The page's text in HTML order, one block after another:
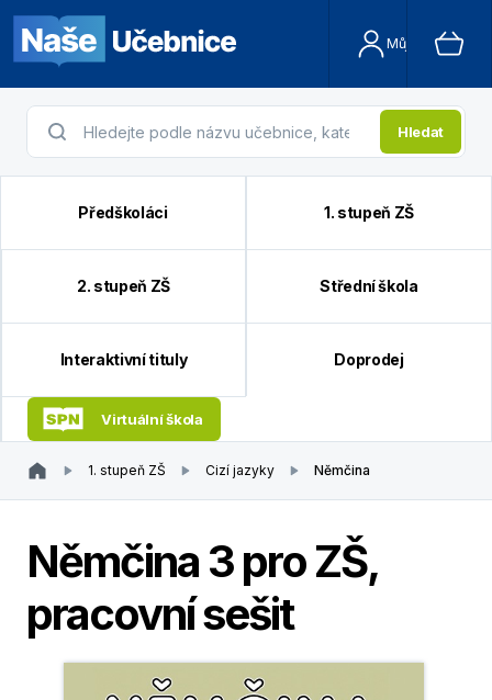
Můj účet
Hledat
Předškoláci 1. stupeň ZŠ
2. stupeň ZŠ Střední škola
Interaktivní tituly Doprodej
Virtuální škola
1. stupeň ZŠ Cizí jazyky Němčina
Němčina 3 pro ZŠ,
pracovní sešit